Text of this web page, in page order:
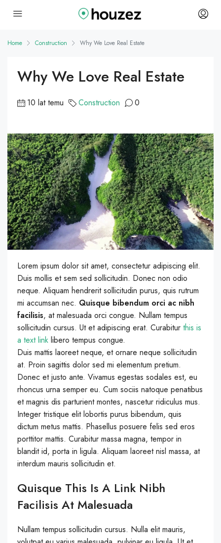
Home Construction Why We Love Real Estate
Why We Love Real Estate
10 lat temu Construction 0
Lorem ipsum dolor sit amet, consectetur adipiscing elit.
Duis mollis et sem sed sollicitudin. Donec non odio
neque. Aliquam hendrerit sollicitudin purus, quis rutrum
mi accumsan nec. Quisque bibendum orci ac nibh
facilisis, at malesuada orci congue. Nullam tempus
sollicitudin cursus. Ut et adipiscing erat. Curabitur this is
a text link libero tempus congue.
Duis mattis laoreet neque, et ornare neque sollicitudin
at. Proin sagittis dolor sed mi elementum pretium.
Donec et justo ante. Vivamus egestas sodales est, eu
rhoncus urna semper eu. Cum sociis natoque penatibus
et magnis dis parturient montes, nascetur ridiculus mus.
Integer tristique elit lobortis purus bibendum, quis
dictum metus mattis. Phasellus posuere felis sed eros
porttitor mattis. Curabitur massa magna, tempor in
blandit id, porta in ligula. Aliquam laoreet nisl massa, at
interdum mauris sollicitudin et.
Quisque This Is A Link Nibh
Facilisis At Malesuada
Nullam tempus sollicitudin cursus. Nulla elit mauris,